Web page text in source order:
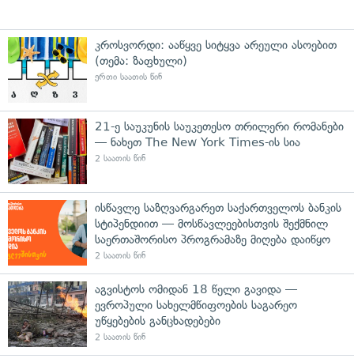
კროსვორდი: ააწყვე სიტყვა არეული ასოებით
(თემა: ზაფხული)
ერთი საათის წინ
21-ე საუკუნის საუკეთესო თრილერი რომანები
— ნახეთ The New York Times-ის სია
2 საათის წინ
ისწავლე საზღვარგარეთ საქართველოს ბანკის
სტიპენდიით — მოსწავლეებისთვის შექმნილ
საერთაშორისო პროგრამაზე მიღება დაიწყო
2 საათის წინ
აგვისტოს ომიდან 18 წელი გავიდა —
ევროპული სახელმწიფოების საგარეო
უწყებების განცხადებები
2 საათის წინ